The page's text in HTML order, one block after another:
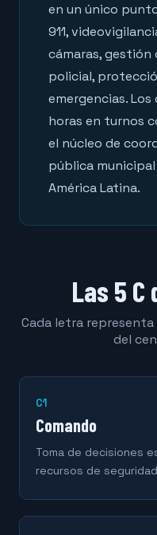
en un único
911,
cámaras,
policial,
emergencias.
horas en turnos
el núcleo de
pública
América Latina.
Las 5 C
Cada letra
del
C1
Comando
Toma de decisiones
recursos de